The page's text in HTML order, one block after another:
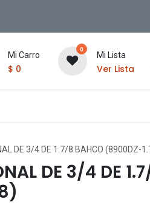
Mi Carro
$ 0
0
Mi Lista
Ver Lista
DE 3/4 DE 1.7/8 BAHCO (8900DZ-
DE 3/4 DE